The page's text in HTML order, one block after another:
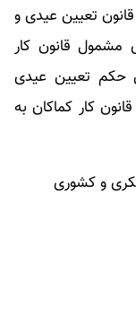
دولت مصوب ۱۳۷۴ اعتبار قانون تعیین عیدی و
مشمول قانون کار
حکم تعیین عیدی
قانون کار کماکان به
و کشوری